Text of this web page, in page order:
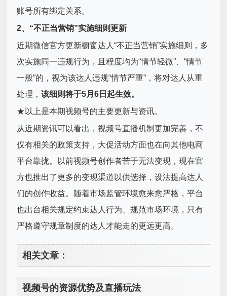
账号所有绑定关系。
2、“不正当营销”实施细则更新
近期微信官方更新橱窗达人“不正当营销”实施细则，多
次实施同一违规行为，且程度均为“情节轻微”、“情节
一般”的，视为该达人违规“情节严重”，将对达人从重
处理，该细则将于5月6日起生效。
★以上是本期视频号的主要更新与资讯。
从近期资讯可以看出，视频号直播机制更加完善，不
仅有相关的政策支持，大促活动方面也在向其他电商
平台靠拢。以前视频号创作者苦于无法变现，现在官
方也推出了更多的变现渠道以供选择，设法提高达人
们的创作收益。随着市场监管环境愈来愈严格，平台
也出台相关规定约束达人行为、规范市场环境，只有
严格遵守规章制度的达人才能走的更远更高。
相关文章：
视频号的资源优势及直播玩法